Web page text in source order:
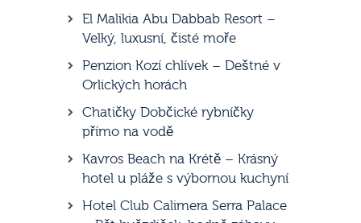
El Malikia Abu Dabbab Resort –
Velký, luxusní, čisté moře
Penzion Kozí chlívek – Deštné v
Orlických horách
Chatičky Dobčické rybníčky
přímo na vodě
Kavros Beach na Krétě – Krásný
hotel u pláže s výbornou kuchyní
Hotel Club Calimera Serra Palace